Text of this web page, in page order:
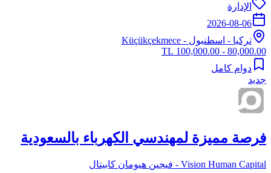
الإدارة
2026-08-06
تركيا - اسطنبول - Küçükçekmece
80,000.00 - 100,000.00 TL
دوام كامل
جديد
فرصة مميزة لمهندسي الكهرباء بالسعودية
Vision Human Capital - فيجين هيومان كابيتال